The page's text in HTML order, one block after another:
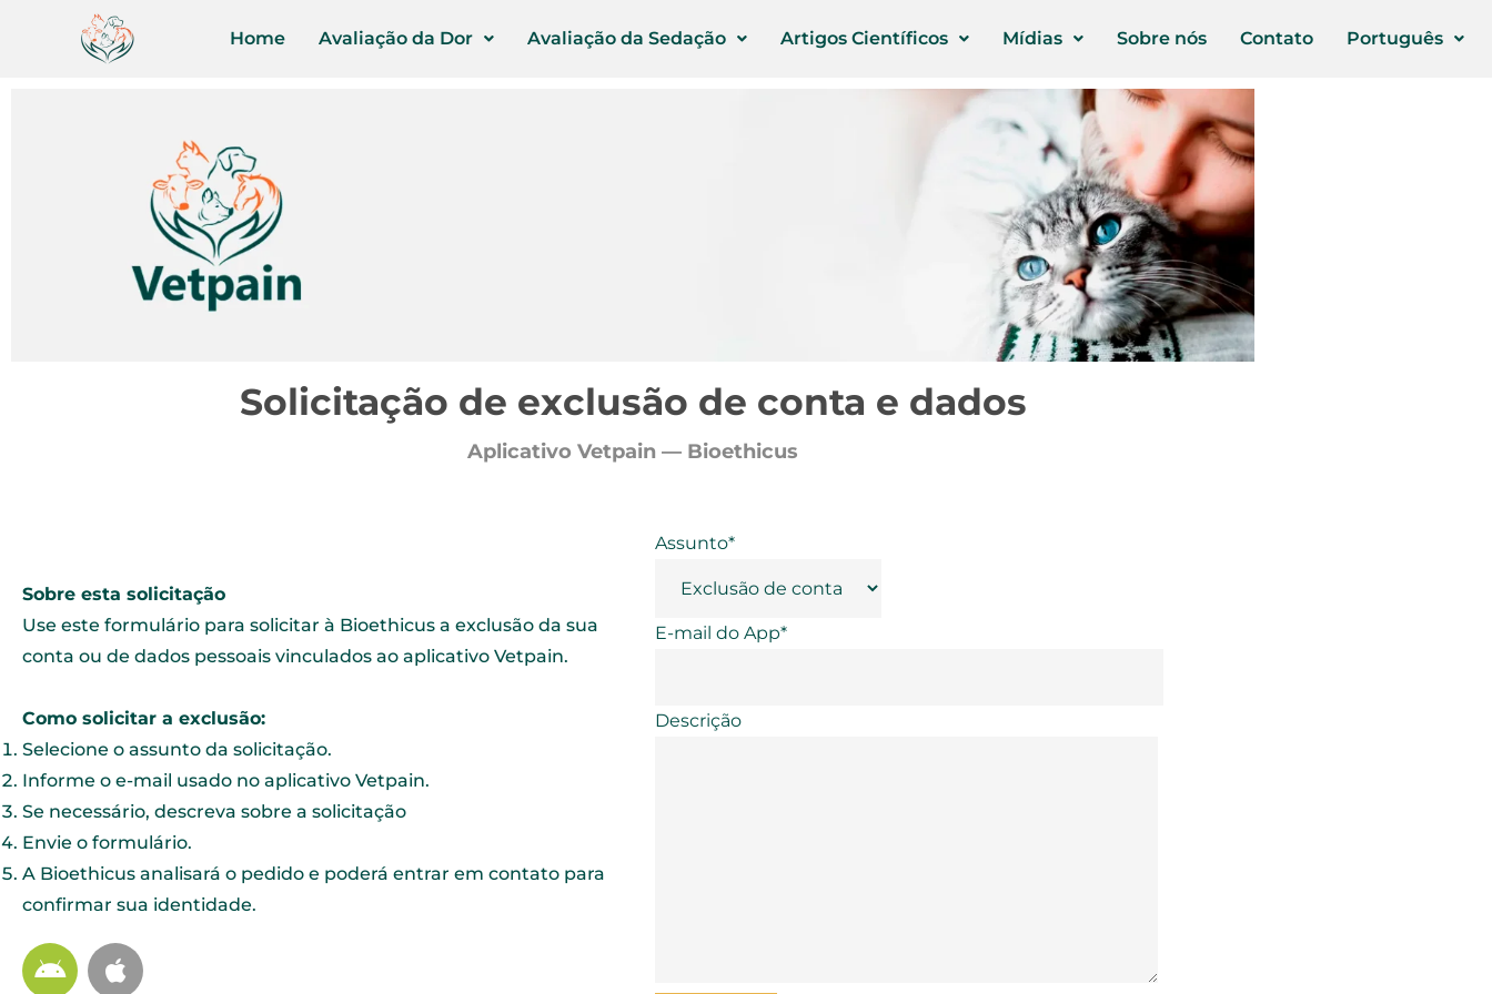
Home Avaliação da Dor Avaliação da Sedação Artigos Científicos Mídias Sobre nós Contato Português
Solicitação de exclusão de conta e dados
Aplicativo Vetpain — Bioethicus
Sobre esta solicitação
Use este formulário para solicitar à Bioethicus a exclusão da sua
conta ou de dados pessoais vinculados ao aplicativo Vetpain.
Como solicitar a exclusão:
Selecione o assunto da solicitação.
Informe o e-mail usado no aplicativo Vetpain.
Se necessário, descreva sobre a solicitação
Envie o formulário.
A Bioethicus analisará o pedido e poderá entrar em contato para
confirmar sua identidade.
Assunto*
E-mail do App*
Descrição